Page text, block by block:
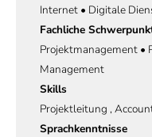
Internet • Digitale
Fachliche
Projektmanagement •
Management
Skills
Projektleitung ,
Sprachkenntnisse